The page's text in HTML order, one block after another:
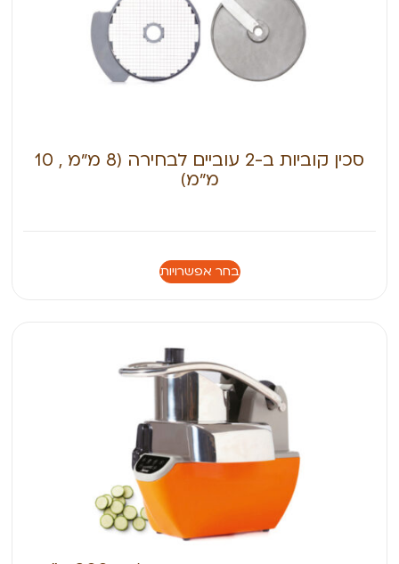
סכין קוביות ב-2 עוביים לבחירה (8 מ״מ , 10
מ״מ)
בחר אפשרויות